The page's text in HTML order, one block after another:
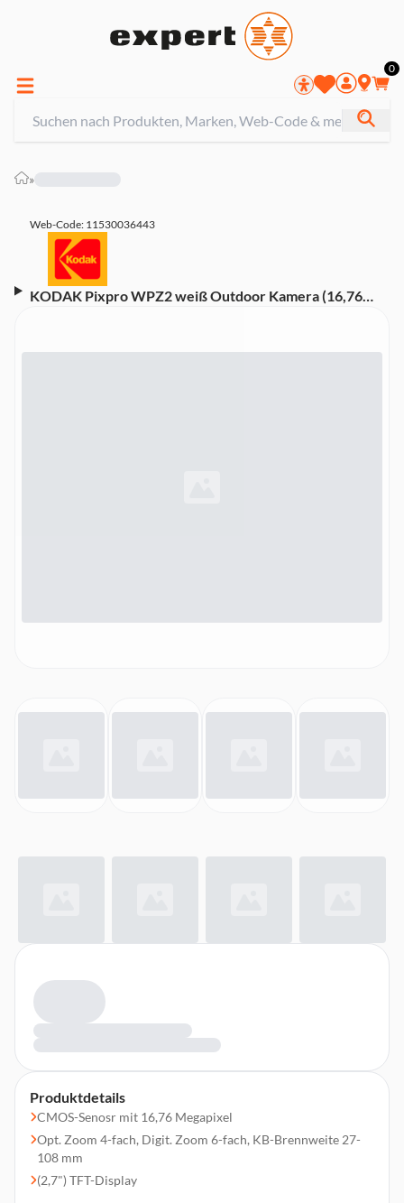
0
»
Web-Code: 11530036443
KODAK Pixpro WPZ2 weiß Outdoor Kamera (16,76
Produktdetails
CMOS-Senosr mit 16,76 Megapixel
Opt. Zoom 4-fach, Digit. Zoom 6-fach, KB-Brennweite 27-
108 mm
(2,7") TFT-Display